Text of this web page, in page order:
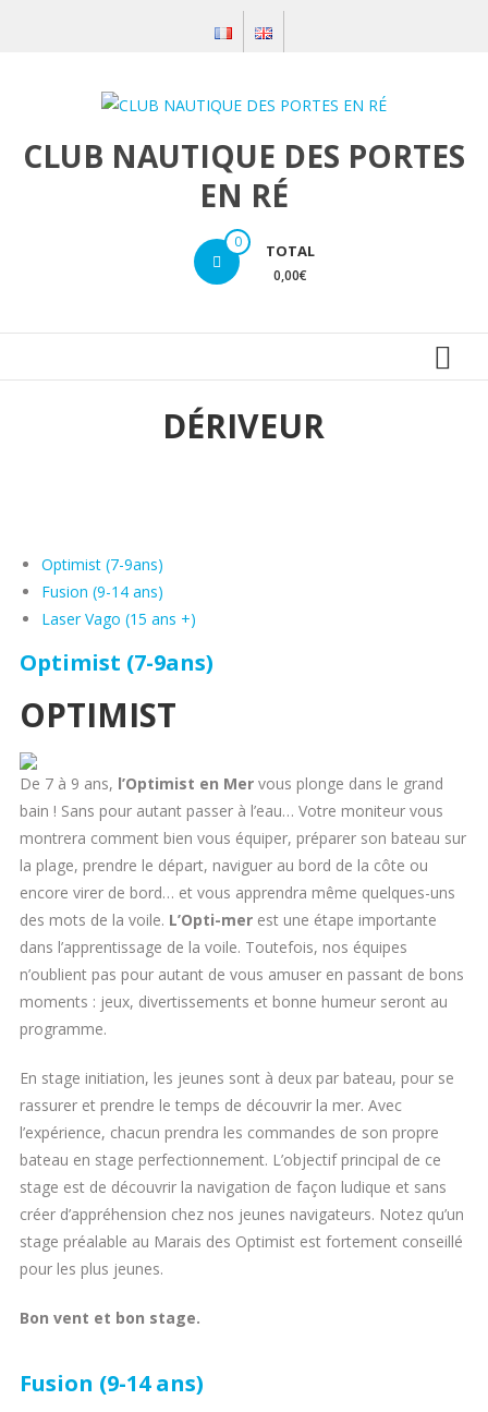
CLUB NAUTIQUE DES PORTES
EN RÉ
0 TOTAL
0,00€
DÉRIVEUR
Optimist (7-9ans)
Fusion (9-14 ans)
Laser Vago (15 ans +)
Optimist (7-9ans)
OPTIMIST
De 7 à 9 ans, l’Optimist en Mervous plonge dans le grand
bain ! Sans pour autant passer à l’eau… Votre moniteur vous
montrera comment bien vous équiper, préparer son bateau sur
la plage, prendre le départ, naviguer au bord de la côte ou
encore virer de bord… et vous apprendra même quelques-uns
des mots de la voile. L’Opti-merest une étape importante
dans l’apprentissage de la voile. Toutefois, nos équipes
n’oublient pas pour autant de vous amuser en passant de bons
moments : jeux, divertissements et bonne humeur seront au
programme.
En stage initiation, les jeunes sont à deux par bateau, pour se
rassurer et prendre le temps de découvrir la mer. Avec
l’expérience, chacun prendra les commandes de son propre
bateau en stage perfectionnement. L’objectif principal de ce
stage est de découvrir la navigation de façon ludique et sans
créer d’appréhension chez nos jeunes navigateurs. Notez qu’un
stage préalable au Marais des Optimist est fortement conseillé
pour les plus jeunes.
Bon vent et bon stage.
Fusion (9-14 ans)